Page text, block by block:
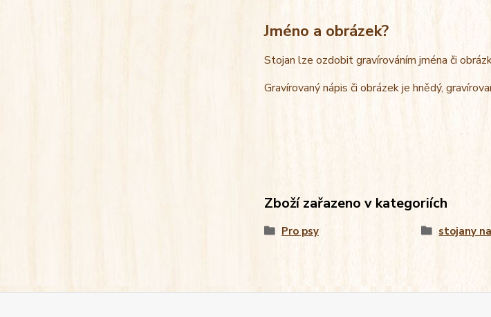
Jméno a obrázek?
Stojan lze ozdobit gravírováním jména či
Gravírovaný nápis či obrázek je hnědý,
Zboží zařazeno v kategoriích
Pro psy stojany